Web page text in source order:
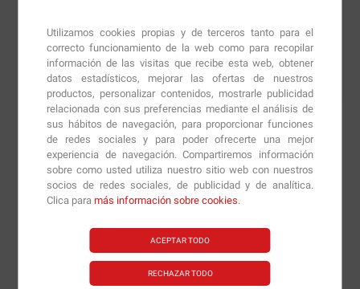
Utilizamos cookies propias y de terceros tanto para el
correcto funcionamiento de la web como para recopilar
información de las visitas que recibe esta web, obtener
datos estadísticos, mejorar las ofertas de nuestros
productos, personalizar contenidos, mostrarle publicidad
relacionada con sus preferencias mediante el análisis de
sus hábitos de navegación, para proporcionar funciones
de redes sociales y para poder ofrecerte una mejor
experiencia de navegación. Compartiremos información
sobre como usted utiliza nuestro sitio web con nuestros
socios de redes sociales, de publicidad y de analítica.
Clica paramás información sobre cookies.
ACEPTAR TODO
RECHAZAR TODO
veces al día, preferiblemente con zumo o agua con el
estómago vacío.
Otros formatos deGABA 750 mg - 200 vcaps.
11.73€
Información técnica